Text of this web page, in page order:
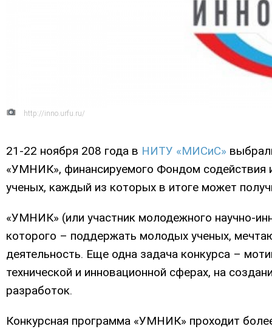
http://inno.urfu.ru/
21-22 ноября 208 года в НИТУ «МИСиС»
«УМНИК», финансируемого Фондом содействия
ученых, каждый из которых в итоге может
«УМНИК» (или участник молодежного научно-
которого – поддержать молодых ученых,
деятельность. Еще одна задача конкурса –
технической и инновационной сферах, на
разработок.
Конкурсная программа «УМНИК» проходит